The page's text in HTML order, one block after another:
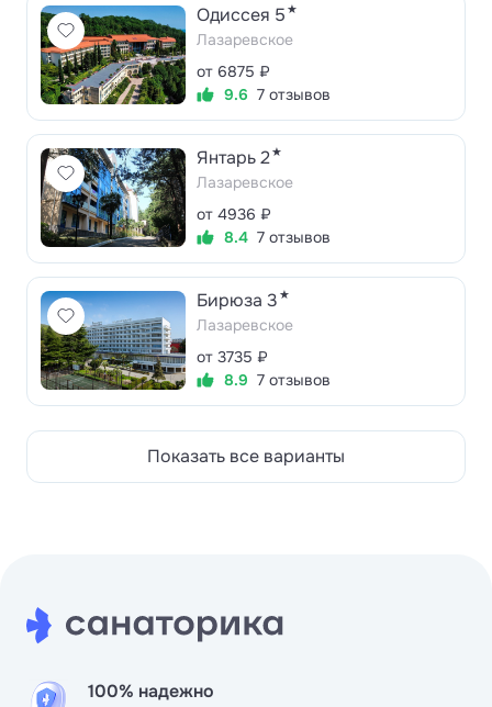
Одиссея 5 ★
Лазаревское
от 6875 ₽
9.6 7 отзывов
Янтарь 2★
Лазаревское
от 4936 ₽
8.4 7 отзывов
Бирюза 3 ★
Лазаревское
от 3735 ₽
8.9 7 отзывов
Показать все варианты
100% надежно